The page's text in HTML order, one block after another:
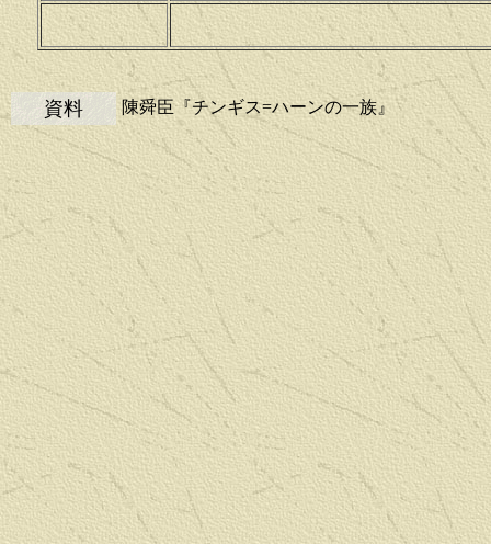
資料 陳舜臣『チンギス=ハーンの一族』